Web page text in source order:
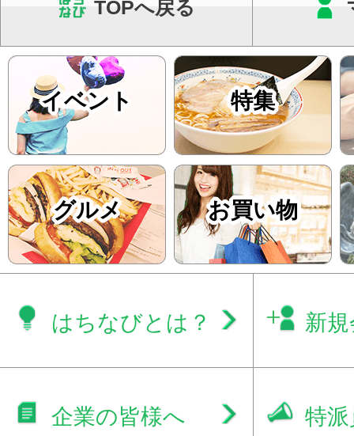
TOPへ戻る
イベント 特集
グルメ お買い物
はちなびとは？ 新
企業の皆様へ 特